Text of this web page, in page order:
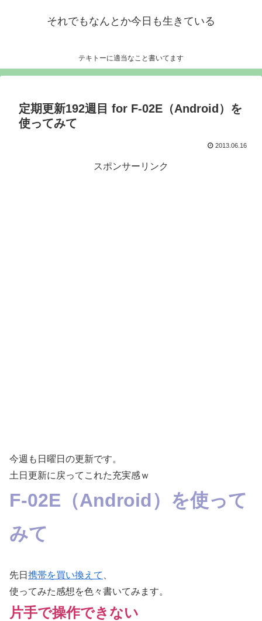
それでもなんとか今日も生きている
テキトーに適当なこと書いてます
定期更新192週目 for F-02E（Android）を
使ってみて
2013.06.16
スポンサーリンク
今週も日曜日の更新です。
土日更新に戻ってこれた充実感ｗ
F-02E（Android）を使って
みて
先日 携帯を買い換えて
使ってみた感想を色々書いてみます。
片手で操作できない